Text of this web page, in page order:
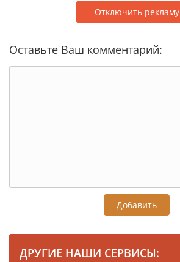
Отключить рекламу
Оставьте Ваш комментарий:
Добавить
ДРУГИЕ НАШИ СЕРВИСЫ: